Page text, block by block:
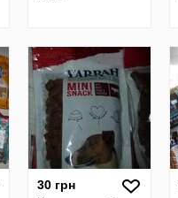
30 грн